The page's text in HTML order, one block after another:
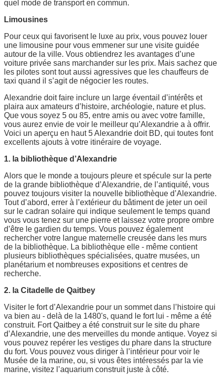
quel mode de transport en commun.
Limousines
Pour ceux qui favorisent le luxe au prix, vous pouvez louer
une limousine pour vous emmener sur une visite guidée
autour de la ville. Vous obtiendrez les avantages d’une
voiture privée sans marchander sur les prix. Mais sachez que
les pilotes sont tout aussi agressives que les chauffeurs de
taxi quand il s’agit de négocier les routes.
Alexandrie doit faire inclure un large éventail d’intérêts et
plaira aux amateurs d’histoire, archéologie, nature et plus.
Que vous soyez 5 ou 85, entre amis ou avec votre famille,
vous aurez envie de voir le meilleur qu’Alexandrie a à offrir.
Voici un aperçu en haut 5 Alexandrie doit BD, qui toutes font
excellents ajouts à votre itinéraire de voyage.
1. la bibliothèque d’Alexandrie
Alors que le monde a toujours pleure et spécule sur la perte
de la grande bibliothèque d’Alexandrie, de l’antiquité, vous
pouvez toujours visiter la nouvelle bibliothèque d’Alexandrie.
Tout d’abord, errer à l’extérieur du bâtiment de jeter un oeil
sur le cadran solaire qui indique seulement le temps quand
vous vous tenez sur une pierre et laissez votre propre ombre
d’être le gardien du temps. Vous pouvez également
rechercher votre langue maternelle creusée dans les murs
de la bibliothèque. La bibliothèque elle - même contient
plusieurs bibliothèques spécialisées, quatre musées, un
planétarium et nombreuses expositions et centres de
recherche.
2. la Citadelle de Qaitbey
Visiter le fort d’Alexandrie pour un sommet dans l’histoire qui
va bien au - delà de la 1480's, quand le fort lui - même a été
construit. Fort Qaitbey a été construit sur le site du phare
d’Alexandrie, une des merveilles du monde antique. Voyez si
vous pouvez repérer les vestiges du phare dans la structure
du fort. Vous pouvez vous diriger à l’intérieur pour voir le
Musée de la marine, ou, si vous êtes intéressés par la vie
marine, visitez l’aquarium construit juste à côté.